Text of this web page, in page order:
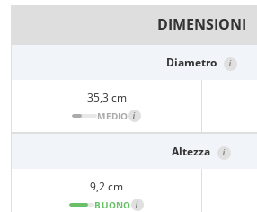
DIMENSIONI
Diametro i
35,3 cm
MEDIO i
Altezza i
9,2 cm
BUONO i